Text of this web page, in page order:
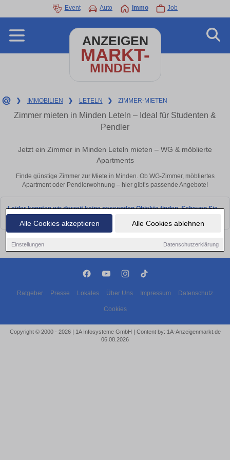
Alle Cookies akzeptieren Alle Cookies ablehnen
Einstellungen Datenschutzerklärung
Event Auto Immo Job
ANZEIGEN
MARKT-
MINDEN
❯ IMMOBILIEN ❯ LETELN ❯ ZIMMER-MIETEN
Zimmer mieten in Minden Leteln – Ideal für Studenten &
Pendler
Jetzt ein Zimmer in Minden Leteln mieten – WG & möblierte
Apartments
Finde günstige Zimmer zur Miete in Minden. Ob WG-Zimmer, möbliertes
Apartment oder Pendlerwohnung – hier gibt’s passende Angebote!
Leider konnten wir derzeit keine passenden Objekte finden. Schauen Sie
Ratgeber Presse Lokales Über Uns Impressum Datenschutz
Cookies
Copyright © 2000 - 2026 | 1A Infosysteme GmbH | Content by: 1A-Anzeigenmarkt.de
06.08.2026